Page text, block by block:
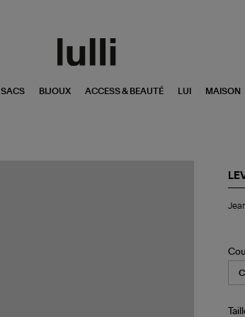
SACS BIJOUX ACCESS & BEAUTÉ LUI MAISON
501